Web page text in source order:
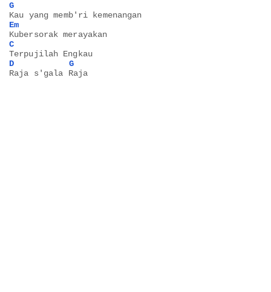
G
Kau yang memb'ri kemenangan
Em
Kubersorak merayakan
C
Terpujilah Engkau
D
G
Raja s'gala Raja